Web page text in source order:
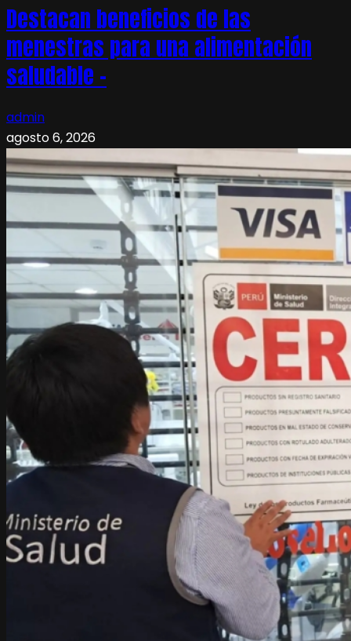
Destacan beneficios de las
menestras para una alimentación
saludable –
admin
agosto 6, 2026